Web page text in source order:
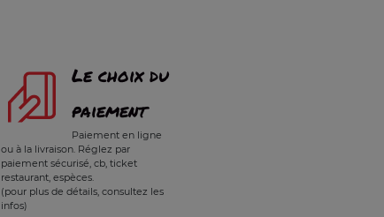
Le choix du
paiement
Paiement en ligne
ou à la livraison. Réglez par
paiement sécurisé, cb, ticket
restaurant, espèces.
(pour plus de détails, consultez les
infos)